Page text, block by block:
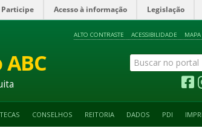
Participe Acesso à informação Legislação
ALTO CONTRASTE ACESSIBILIDADE
CONSELHOS REITORIA DADOS PDI